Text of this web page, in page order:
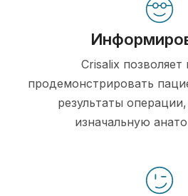
Crisalix позволяет
продемонстрировать
результаты
изначальную